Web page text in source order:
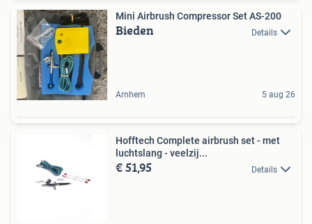
Mini Airbrush Compressor Set AS-200
Bieden Details
Arnhem 5 aug 26
Hofftech Complete airbrush set - met
luchtslang - veelzij...
€ 51,95 Details